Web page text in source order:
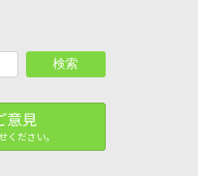
検索
意見
ください。